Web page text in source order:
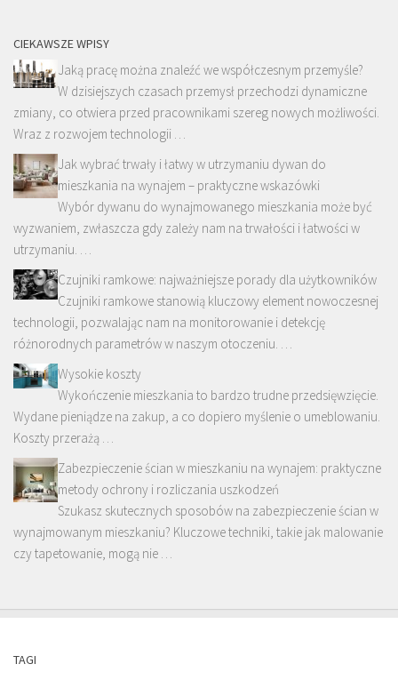
CIEKAWSZE WPISY
Jaką pracę można znaleźć we współczesnym przemyśle?
W dzisiejszych czasach przemysł przechodzi dynamiczne
zmiany, co otwiera przed pracownikami szereg nowych możliwości.
Wraz z rozwojem technologii …
Jak wybrać trwały i łatwy w utrzymaniu dywan do
mieszkania na wynajem – praktyczne wskazówki
Wybór dywanu do wynajmowanego mieszkania może być
wyzwaniem, zwłaszcza gdy zależy nam na trwałości i łatwości w
utrzymaniu. …
Czujniki ramkowe: najważniejsze porady dla użytkowników
Czujniki ramkowe stanowią kluczowy element nowoczesnej
technologii, pozwalając nam na monitorowanie i detekcję
różnorodnych parametrów w naszym otoczeniu. …
Wysokie koszty
Wykończenie mieszkania to bardzo trudne przedsięwzięcie.
Wydane pieniądze na zakup, a co dopiero myślenie o umeblowaniu.
Koszty przerażą …
Zabezpieczenie ścian w mieszkaniu na wynajem: praktyczne
metody ochrony i rozliczania uszkodzeń
Szukasz skutecznych sposobów na zabezpieczenie ścian w
wynajmowanym mieszkaniu? Kluczowe techniki, takie jak malowanie
czy tapetowanie, mogą nie …
TAGI